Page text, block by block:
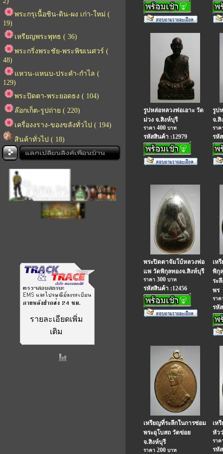
พระกรุเนื้อชิน-ดิน-ผง เก่า-ใหม่ (
19)
เหรียญพระพุทธ ( 36)
พระกริ่งพระชัย-พระพิฆเนศวร์ (
48)
แหวน-แหนบ-ประคำ-กำไล (
129)
พระปิดตา-พระยอดธง ( 104)
ล๊อกเก็ต-รูปถ่าย ( 220)
เครื่องงราง-ของขลังทั่วไป ( 194)
สินค้าทั่วไป ( 18)
รายละเอียดเพิ่ม
เติม
รูปหล่อหลวงพ่อเอาะ วัด
ม่วง จ.สิงห์บุรี
ราคา 400 บาท
รหัสสินค้า :12979
รูป
จ.สิ
รา
รหั
พระปิดตาจัมโบ้หลวงพ่อ
แพ วัดพิกุลทองจ.สิงห์บุรี
ราคา 300 บาท
รหัสสินค้า :12456
เห
พิกุ
ระ
พร
รา
รหั
เหรียญที่ระลึกในการซ่อม
พระอุโบสถ วัดข่อย
จ.สิงห์บุรี
ราคา 200 บาท
เห
หัว
รา
รหั